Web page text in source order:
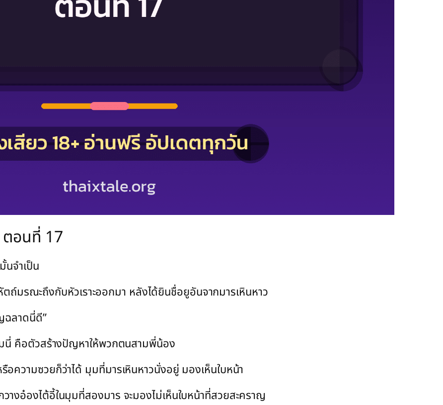
ตอนที่ 17
นจำเป็น
มรณะถึงกับหัวเราะออกมา หลังได้ยินชื่อยูอันจากมารเหินหาว
ฉลาดนี่ดี”
นี่ คือตัวสร้างปัญหาให้พวกตนสามพี่น้อง
ความซวยก็ว่าได้ มุมที่มารเหินหาวนั่งอยู่ มองเห็นใบหน้า
งอ๋องไต้อี้ในมุมที่สองมาร จะมองไม่เห็นใบหน้าที่สวยสะคราญ